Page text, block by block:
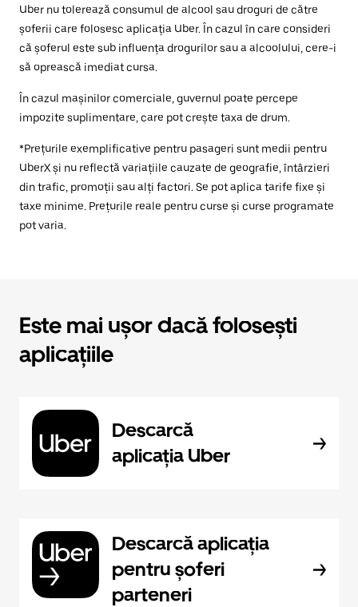
Uber nu tolerează consumul de alcool sau droguri de către
șoferii care folosesc aplicația Uber. În cazul în care consideri
că șoferul este sub influența drogurilor sau a alcoolului, cere-i
să oprească imediat cursa.
În cazul mașinilor comerciale, guvernul poate percepe
impozite suplimentare, care pot crește taxa de drum.
*Prețurile exemplificative pentru pasageri sunt medii pentru
UberX și nu reflectă variațiile cauzate de geografie, întârzieri
din trafic, promoții sau alți factori. Se pot aplica tarife fixe și
taxe minime. Prețurile reale pentru curse și curse programate
pot varia.
Este mai ușor dacă folosești
aplicațiile
Descarcă
aplicația Uber
Descarcă aplicația
pentru șoferi
parteneri